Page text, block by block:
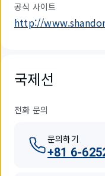
공식 사이트
http://
국제선
전화 문의
문의하기
+81 6-